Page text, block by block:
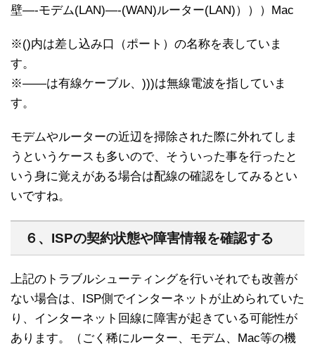
壁—-モデム(LAN)—-(WAN)ルーター(LAN)）））Mac
※()内は差し込み口（ポート）の名称を表していま
す。
※――は有線ケーブル、)))は無線電波を指していま
す。
モデムやルーターの近辺を掃除された際に外れてしま
うというケースも多いので、そういった事を行ったと
いう身に覚えがある場合は配線の確認をしてみるとい
いですね。
６、ISPの契約状態や障害情報を確認する
上記のトラブルシューティングを行いそれでも改善が
ない場合は、ISP側でインターネットが止められていた
り、インターネット回線に障害が起きている可能性が
あります。（ごく稀にルーター、モデム、Mac等の機